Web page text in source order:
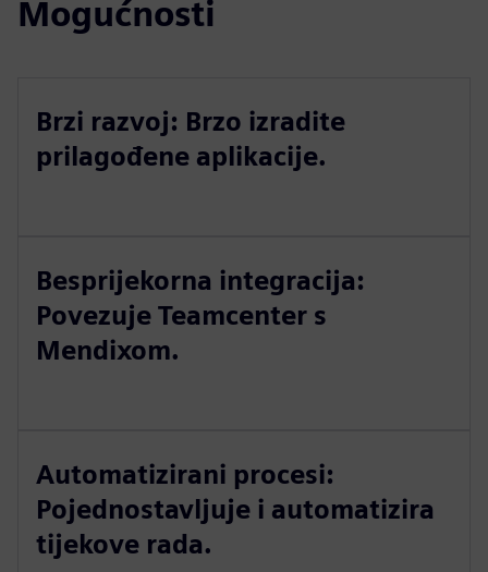
Mogućnosti
Brzi razvoj: Brzo izradite
prilagođene aplikacije.
Besprijekorna integracija:
Povezuje Teamcenter s
Mendixom.
Automatizirani procesi:
Pojednostavljuje i automatizira
tijekove rada.